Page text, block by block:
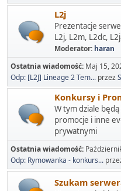
L2j
Prezentacje
L2j, L2m, L2dc,
Moderator: haran
Ostatnia wiadomość: Maj 15,
Odp: [L2J] Lineage 2 Tem... przez
Konkursy i
W tym dziale
promocje i inne
prywatnymi
Ostatnia wiadomość:
Odp: Rymowanka - konkurs...
Szukam